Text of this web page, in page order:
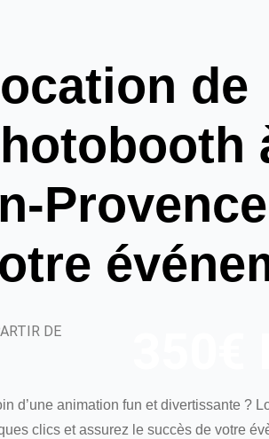
de
DE
d’une animation fun et divertissante ?
clics et assurez le succès de votre